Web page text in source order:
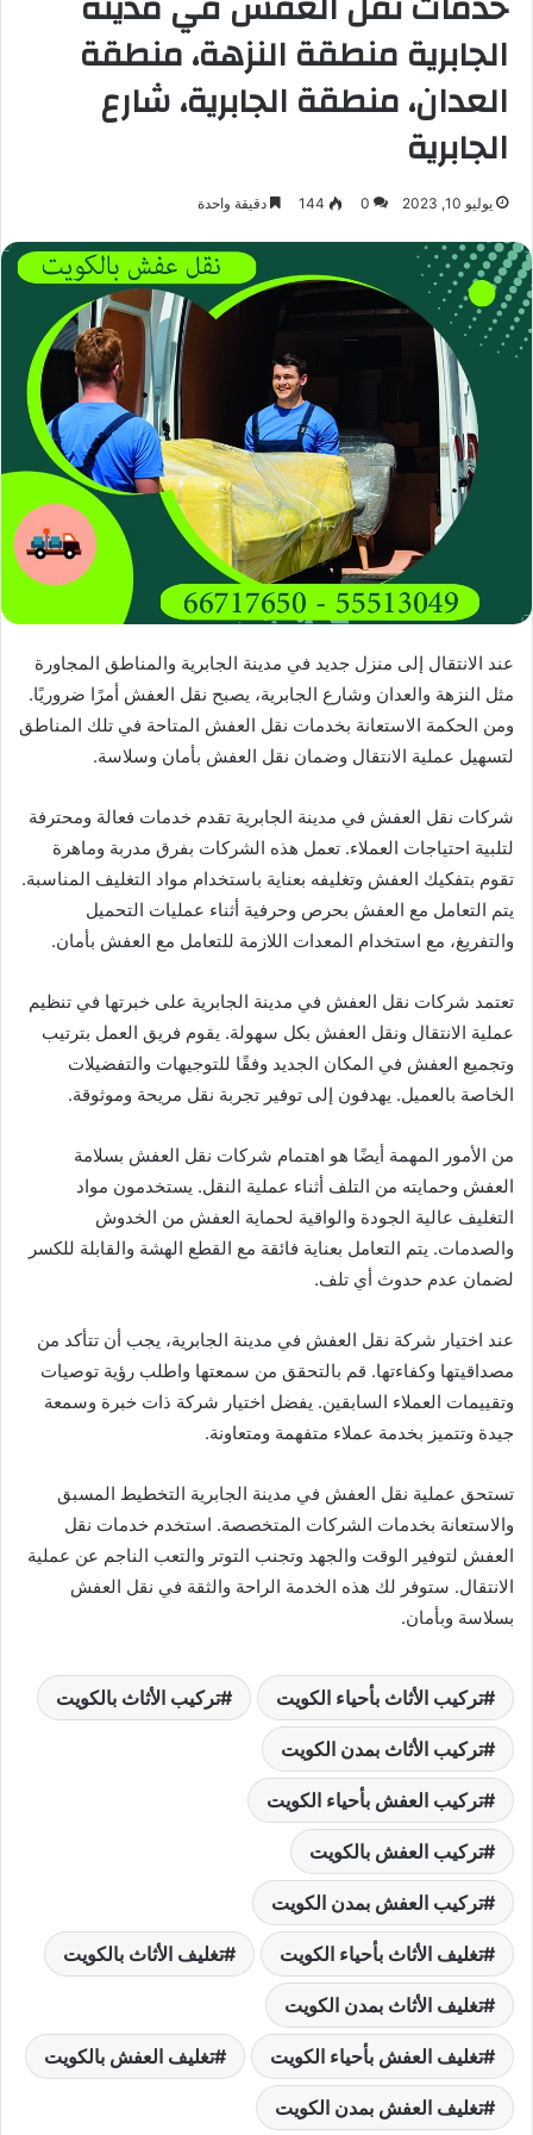
الجابرية منطقة النزهة، منطقة
العدان، منطقة الجابرية، شارع
الجابرية
يوليو 10, 2023 0
144 دقيقة واحدة
عند الانتقال إلى منزل جديد في مدينة الجابرية والمناطق المجاورة
مثل النزهة والعدان وشارع الجابرية، يصبح نقل العفش أمرًا ضروريًا.
ومن الحكمة الاستعانة بخدمات نقل العفش المتاحة في تلك المناطق
لتسهيل عملية الانتقال وضمان نقل العفش بأمان وسلاسة.
شركات نقل العفش في مدينة الجابرية تقدم خدمات فعالة ومحترفة
لتلبية احتياجات العملاء. تعمل هذه الشركات بفرق مدربة وماهرة
تقوم بتفكيك العفش وتغليفه بعناية باستخدام مواد التغليف المناسبة.
يتم التعامل مع العفش بحرص وحرفية أثناء عمليات التحميل
والتفريغ، مع استخدام المعدات اللازمة للتعامل مع العفش بأمان.
تعتمد شركات نقل العفش في مدينة الجابرية على خبرتها في تنظيم
عملية الانتقال ونقل العفش بكل سهولة. يقوم فريق العمل بترتيب
وتجميع العفش في المكان الجديد وفقًا للتوجيهات والتفضيلات
الخاصة بالعميل. يهدفون إلى توفير تجربة نقل مريحة وموثوقة.
من الأمور المهمة أيضًا هو اهتمام شركات نقل العفش بسلامة
العفش وحمايته من التلف أثناء عملية النقل. يستخدمون مواد
التغليف عالية الجودة والواقية لحماية العفش من الخدوش
والصدمات. يتم التعامل بعناية فائقة مع القطع الهشة والقابلة للكسر
لضمان عدم حدوث أي تلف.
عند اختيار شركة نقل العفش في مدينة الجابرية، يجب أن تتأكد من
مصداقيتها وكفاءتها. قم بالتحقق من سمعتها واطلب رؤية توصيات
وتقييمات العملاء السابقين. يفضل اختيار شركة ذات خبرة وسمعة
جيدة وتتميز بخدمة عملاء متفهمة ومتعاونة.
تستحق عملية نقل العفش في مدينة الجابرية التخطيط المسبق
والاستعانة بخدمات الشركات المتخصصة. استخدم خدمات نقل
العفش لتوفير الوقت والجهد وتجنب التوتر والتعب الناجم عن عملية
الانتقال. ستوفر لك هذه الخدمة الراحة والثقة في نقل العفش
بسلاسة وبأمان.
تركيب الأثاث بأحياء الكويت تركيب الأثاث بالكويت
تركيب الأثاث بمدن الكويت
تركيب العفش بأحياء الكويت
تركيب العفش بالكويت
تركيب العفش بمدن الكويت
تغليف الأثاث بأحياء الكويت تغليف الأثاث بالكويت
تغليف الأثاث بمدن الكويت
تغليف العفش بأحياء الكويت تغليف العفش بالكويت
تغليف العفش بمدن الكويت